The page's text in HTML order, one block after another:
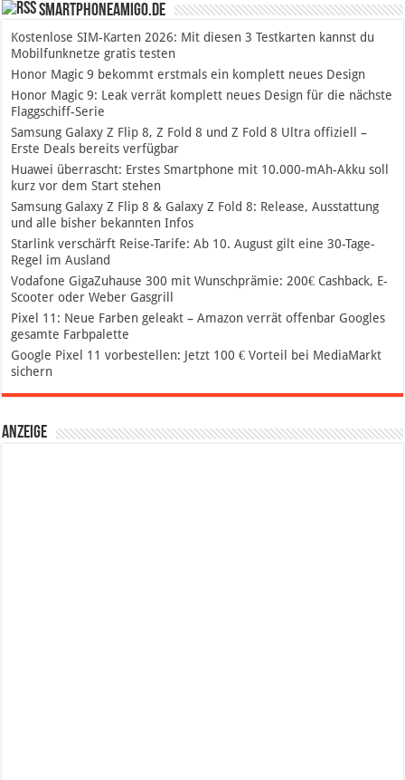
SmartphoneAmigo.de
Kostenlose SIM-Karten 2026: Mit diesen 3 Testkarten kannst du
Mobilfunknetze gratis testen
Honor Magic 9 bekommt erstmals ein komplett neues Design
Honor Magic 9: Leak verrät komplett neues Design für die nächste
Flaggschiff-Serie
Samsung Galaxy Z Flip 8, Z Fold 8 und Z Fold 8 Ultra offiziell –
Erste Deals bereits verfügbar
Huawei überrascht: Erstes Smartphone mit 10.000-mAh-Akku soll
kurz vor dem Start stehen
Samsung Galaxy Z Flip 8 & Galaxy Z Fold 8: Release, Ausstattung
und alle bisher bekannten Infos
Starlink verschärft Reise-Tarife: Ab 10. August gilt eine 30-Tage-
Regel im Ausland
Vodafone GigaZuhause 300 mit Wunschprämie: 200€ Cashback, E-
Scooter oder Weber Gasgrill
Pixel 11: Neue Farben geleakt – Amazon verrät offenbar Googles
gesamte Farbpalette
Google Pixel 11 vorbestellen: Jetzt 100 € Vorteil bei MediaMarkt
sichern
Anzeige